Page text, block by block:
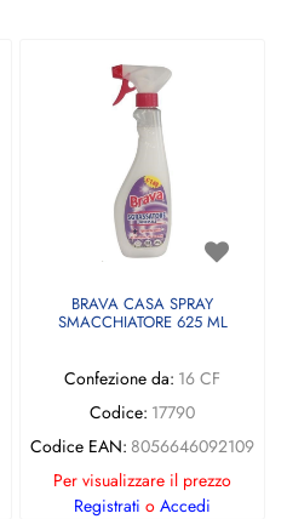
BRAVA CASA SPRAY
SMACCHIATORE 625 ML
Confezione da: 16 CF
Codice: 17790
Codice EAN: 8056646092109
Per visualizzare il prezzo
Registrati o Accedi